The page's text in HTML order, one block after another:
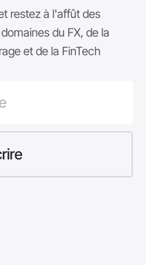
restez à l'affût des
du FX, de la
et de la FinTech